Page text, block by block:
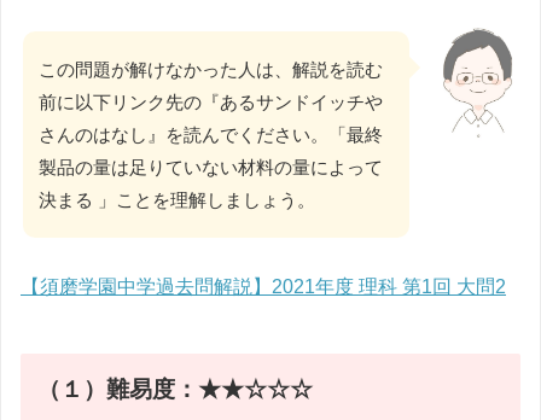
この問題が解けなかった人は、解説を読む
前に以下リンク先の『あるサンドイッチや
さんのはなし』を読んでください。「最終
製品の量は足りていない材料の量によって
決まる 」ことを理解しましょう。
【須磨学園中学過去問解説】2021年度 理科 第1回 大問2
（１）難易度：★★☆☆☆